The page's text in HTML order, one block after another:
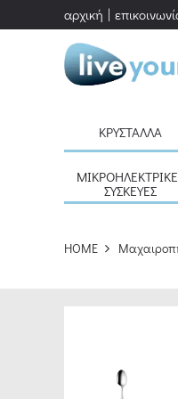
αρχική
ΚΡΎΣΤΑΛΛΑ
ΣΥΣΚΕΥΈΣ
HOME